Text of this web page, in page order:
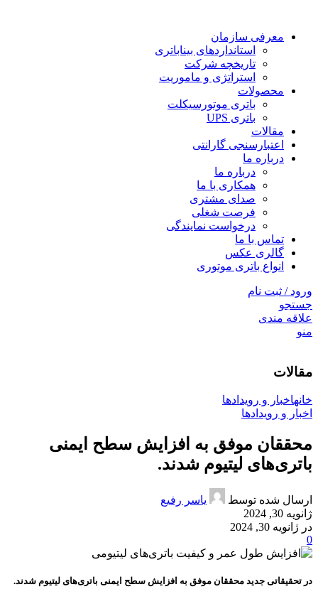
معرفی سازمان
استانداردهای بیناباتری
تاریخچه شرکت
استراتژی و ماموریت
محصولات
باتری موتورسیکلت
باتری UPS
مقالات
اعتبارسنجی گارانتی
درباره ما
درباره ما
همکاری با ما
صدای مشتری
فرصت شغلی
درخواست نمایندگی
تماس با ما
گالری عکس
انواع باتری موتوری
ورود / ثبت نام
جستجو
علاقه مندی
منو
مقالات
خانهاخبار و رویدادها
اخبار و رویدادها
محققان موفق به افزایش سطح ایمنی
باتری‌های لیتیوم شدند.
ارسال شده توسط
یاسر رفیع
ژانویه 30, 2024
در ژانویه 30, 2024
0
در تحقیقاتی جدید محققان موفق به افزایش سطح ایمنی باتری‌های لیتیوم شدند.